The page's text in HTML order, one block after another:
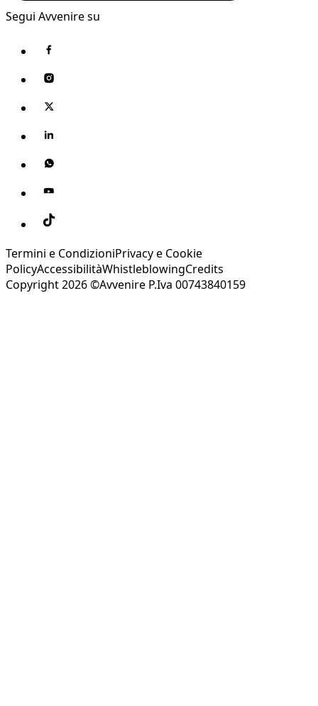
Segui Avvenire su
Termini e CondizioniPrivacy e Cookie
PolicyAccessibilitàWhistleblowingCredits
Copyright 2026 ©Avvenire P.Iva 00743840159